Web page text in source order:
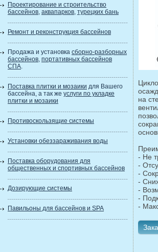
Проектирование и строительство
бассейнов, аквапарков, турецких бань
Ремонт и реконструкция бассейнов
Продажа и установка сборно-разборных
бассейнов, портативных бассейнов
СПА.
Поставка плитки и мозаики для Вашего
бассейна, а так же услуги по укладке
плитки и мозаики
Противоскользящие системы
Установки обеззараживания воды
Поставка оборудования для
общественных и спортивных бассейнов
Дозирующие системы
Павильоны для бассейнов и SPA
на
- Не
-
-
-
-
-
-